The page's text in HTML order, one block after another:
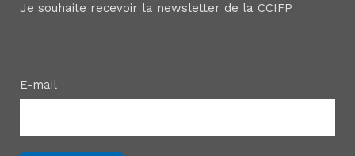
Je souhaite recevoir la newsletter de la CCIFP
E-mail